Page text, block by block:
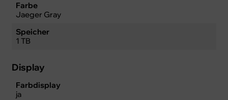
Farbe
Jaeger Gray
Speicher
1 TB
Display
Farbdisplay
ja